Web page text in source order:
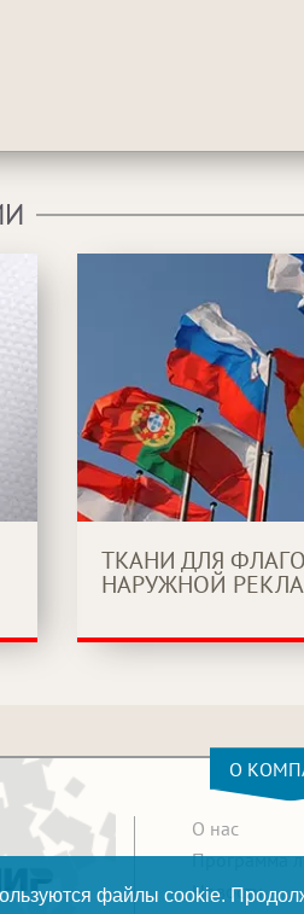
ТКАНИ ДЛЯ
НАРУЖНОЙ
О
О нас
Программа
Новости
файлы cookie.